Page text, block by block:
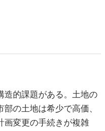
造的課題がある。土地の
の土地は希少で高価、
画変更の手続きが複雑